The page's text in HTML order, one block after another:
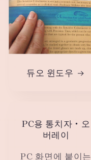
듀오 윈도우
PC용 통치자・오
버레이
PC 화면에 붙이는